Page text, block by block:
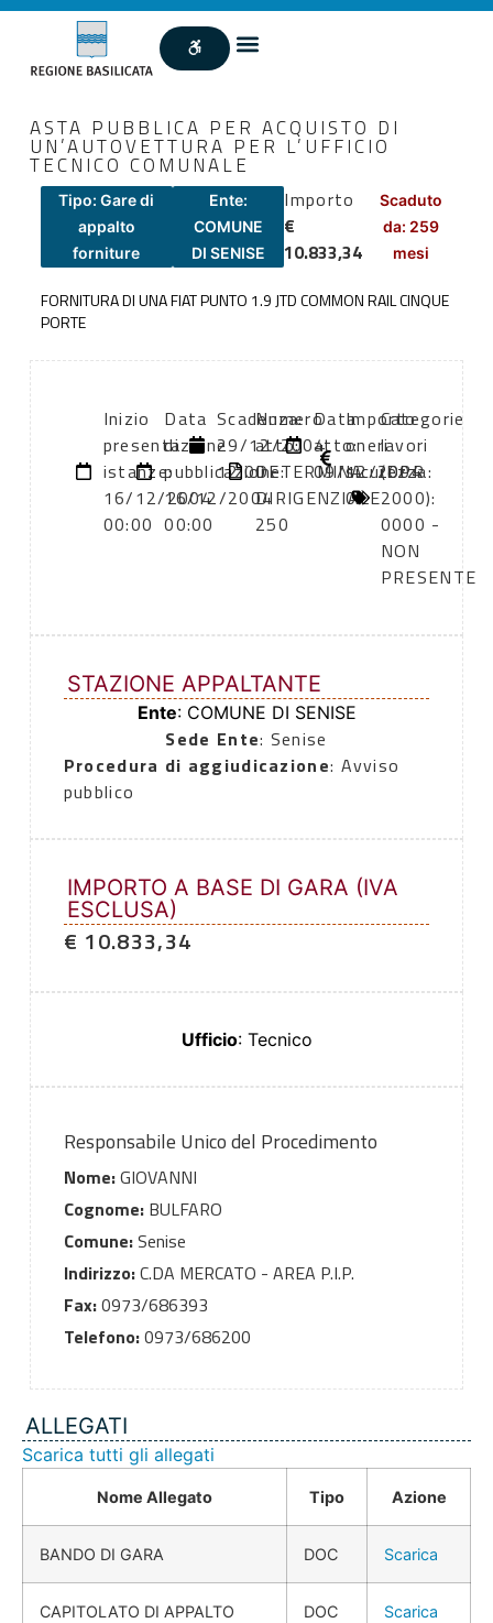
ASTA PUBBLICA PER ACQUISTO DI
UN’AUTOVETTURA PER L’UFFICIO
TECNICO COMUNALE
Tipo: Gare di
appalto
forniture
Ente:
COMUNE
DI SENISE
Importo
€
10.833,34
Scaduto
da: 259
mesi
FORNITURA DI UNA FIAT PUNTO 1.9 JTD COMMON RAIL CINQUE
PORTE
Inizio
presentazione
istanze:
16/12/2004
00:00
Data
di
pubblicazione:
16/12/2004
00:00
Scadenza:
29/12/2004
12:00
Numero
atto:
DETERMINA
DIRIGENZIALE
250
Data
atto:
09/12/2004
Importo
oneri
sicurezza:
0
Categorie
lavori
(DPR
2000):
0000 -
NON
PRESENTE
STAZIONE APPALTANTE
Ente: COMUNE DI SENISE
Sede Ente: Senise
Procedura di aggiudicazione: Avviso
pubblico
IMPORTO A BASE DI GARA (IVA
ESCLUSA)
€ 10.833,34
Ufficio: Tecnico
Responsabile Unico del Procedimento
Nome:GIOVANNI
Cognome:BULFARO
Comune:Senise
Indirizzo:C.DA MERCATO - AREA P.I.P.
Fax:0973/686393
Telefono:0973/686200
ALLEGATI
Scarica tutti gli allegati
Nome Allegato Tipo Azione
BANDO DI GARA DOC Scarica
CAPITOLATO DI APPALTO DOC Scarica